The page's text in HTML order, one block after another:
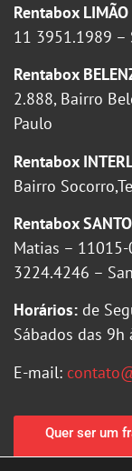
Rentabox LIMÃO
11 3951.1989 –
Rentabox
2.888, Bairro
Paulo
Rentabox
Bairro
Rentabox
Matias –
3224.4246 –
Horários: de
Sábados das 9h
E-mail:
Quer ser um